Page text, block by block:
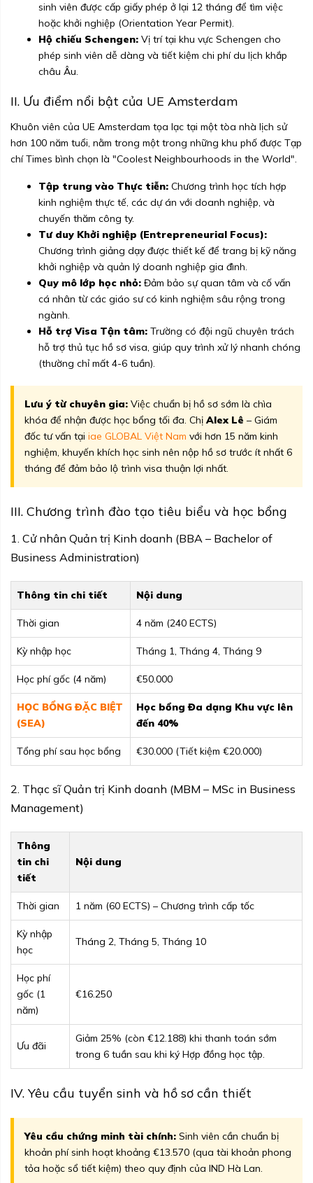
sinh viên được cấp giấy phép ở lại 12 tháng để tìm việc
hoặc khởi nghiệp (Orientation Year Permit).
Hộ chiếu Schengen: Vị trí tại khu vực Schengen cho
phép sinh viên dễ dàng và tiết kiệm chi phí du lịch khắp
châu Âu.
II. Ưu điểm nổi bật của UE Amsterdam
Khuôn viên của UE Amsterdam tọa lạc tại một tòa nhà lịch sử
hơn 100 năm tuổi, nằm trong một trong những khu phố được Tạp
chí Times bình chọn là "Coolest Neighbourhoods in the World".
Tập trung vào Thực tiễn: Chương trình học tích hợp
kinh nghiệm thực tế, các dự án với doanh nghiệp, và
chuyến thăm công ty.
Tư duy Khởi nghiệp (Entrepreneurial Focus):
Chương trình giảng dạy được thiết kế để trang bị kỹ năng
khởi nghiệp và quản lý doanh nghiệp gia đình.
Quy mô lớp học nhỏ: Đảm bảo sự quan tâm và cố vấn
cá nhân từ các giáo sư có kinh nghiệm sâu rộng trong
ngành.
Hỗ trợ Visa Tận tâm: Trường có đội ngũ chuyên trách
hỗ trợ thủ tục hồ sơ visa, giúp quy trình xử lý nhanh chóng
(thường chỉ mất 4-6 tuần).
Lưu ý từ chuyên gia: Việc chuẩn bị hồ sơ sớm là chìa
khóa để nhận được học bổng tối đa. ChịAlex Lê – Giám
đốc tư vấn tại iae GLOBAL Việt Nam với hơn 15 năm kinh
nghiệm, khuyến khích học sinh nên nộp hồ sơ trước ít nhất 6
tháng để đảm bảo lộ trình visa thuận lợi nhất.
III. Chương trình đào tạo tiêu biểu và học bổng
1. Cử nhân Quản trị Kinh doanh (BBA – Bachelor of
Business Administration)
Thông tin chi tiết Nội dung
Thời gian 4 năm (240 ECTS)
Kỳ nhập học Tháng 1, Tháng 4, Tháng 9
Học phí gốc (4 năm) €50.000
HỌC BỔNG ĐẶC BIỆT
(SEA)
Học bổng Đa dạng Khu vực lên
đến 40%
Tổng phí sau học bổng €30.000 (Tiết kiệm €20.000)
2. Thạc sĩ Quản trị Kinh doanh (MBM – MSc in Business
Management)
Thông
tin chi
tiết
Nội dung
Thời gian 1 năm (60 ECTS) – Chương trình cấp tốc
Kỳ nhập
học
Tháng 2, Tháng 5, Tháng 10
Học phí
gốc (1
năm)
€16.250
Ưu đãi
Giảm 25% (còn €12.188) khi thanh toán sớm
trong 6 tuần sau khi ký Hợp đồng học tập.
IV. Yêu cầu tuyển sinh và hồ sơ cần thiết
Yêu cầu chứng minh tài chính: Sinh viên cần chuẩn bị
khoản phí sinh hoạt khoảng €13.570 (qua tài khoản phong
tỏa hoặc sổ tiết kiệm) theo quy định của IND Hà Lan.